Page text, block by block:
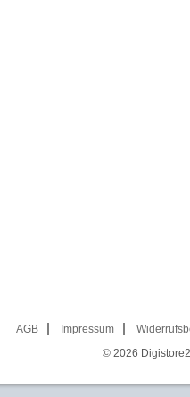
AGB Impressum
© 2026